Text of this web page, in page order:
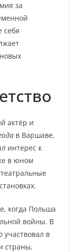
за
себя
актёр и
в Варшаве,
интерес к
в юном
когда Польша
войны. В
участвовал в
страны,